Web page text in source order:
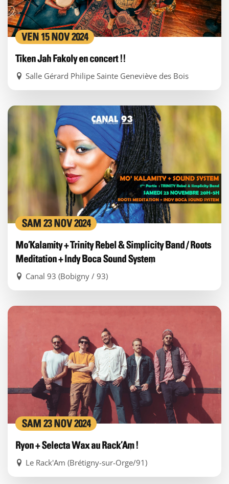
VEN 15 NOV 2024
Tiken Jah Fakoly en concert !!
Salle Gérard Philipe Sainte Geneviève des Bois
SAM 23 NOV 2024
Mo’Kalamity + Trinity Rebel & Simplicity Band / Roots
Meditation + Indy Boca Sound System
Canal 93 (Bobigny / 93)
SAM 23 NOV 2024
Ryon + Selecta Wax au Rack’Am !
Le Rack'Am (Brétigny-sur-Orge/91)